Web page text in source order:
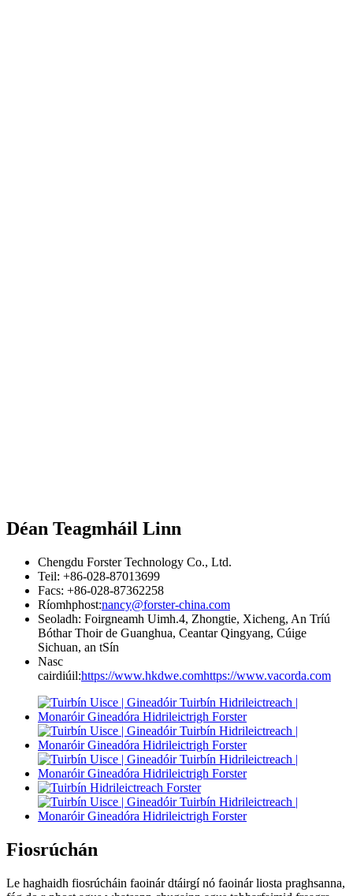
Déan Teagmháil Linn
Chengdu Forster Technology Co., Ltd.
Teil: +86-028-87013699
Facs: +86-028-87362258
Ríomhphost:nancy@forster-china.com
Seoladh: Foirgneamh Uimh.4, Zhongtie, Xicheng, An Tríú
Bóthar Thoir de Guanghua, Ceantar Qingyang, Cúige
Sichuan, an tSín
Nasc
cairdiúil:https://www.hkdwe.comhttps://www.vacorda.com
Fiosrúchán
Le haghaidh fiosrúcháin faoinár dtáirgí nó faoinár liosta praghsanna,